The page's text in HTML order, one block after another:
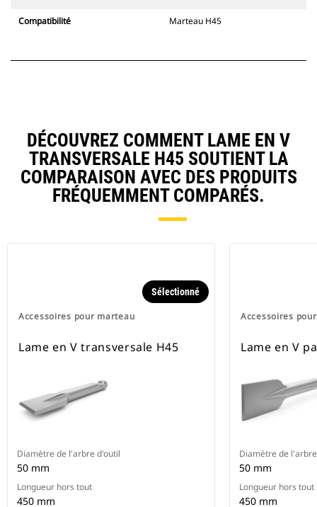
Compatibilité Marteau H45
DÉCOUVREZ COMMENT LAME EN V
TRANSVERSALE H45 SOUTIENT LA
COMPARAISON AVEC DES PRODUITS
FRÉQUEMMENT COMPARÉS.
Accessoires pour marteau
Sélectionné
Lame en V transversale H45
Diamètre de l'arbre d'outil
50 mm
Longueur hors tout
450 mm
Accessoires
Lame en V
Diamètre de
50 mm
Longueur hors tout
450 mm